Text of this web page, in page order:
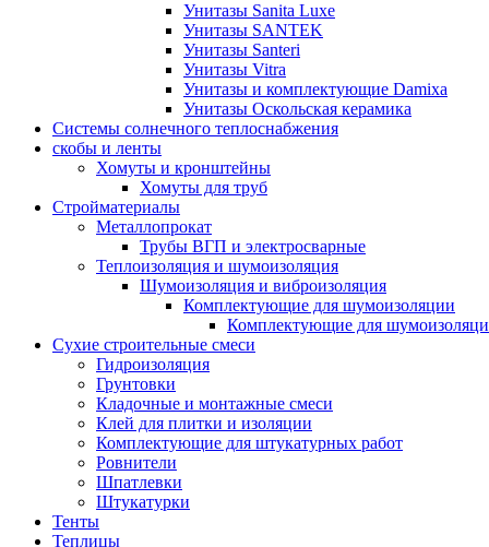
Унитазы Sanita Luxe
Унитазы SANTEK
Унитазы Santeri
Унитазы Vitra
Унитазы и комплектующие Damixa
Унитазы Оскольская керамика
Системы солнечного теплоснабжения
скобы и ленты
Хомуты и кронштейны
Хомуты для труб
Стройматериалы
Металлопрокат
Трубы ВГП и электросварные
Теплоизоляция и шумоизоляция
Шумоизоляция и виброизоляция
Комплектующие для шумоизоляции
Комплектующие для
Сухие строительные смеси
Гидроизоляция
Грунтовки
Кладочные и монтажные смеси
Клей для плитки и изоляции
Комплектующие для штукатурных работ
Ровнители
Шпатлевки
Штукатурки
Тенты
Теплицы